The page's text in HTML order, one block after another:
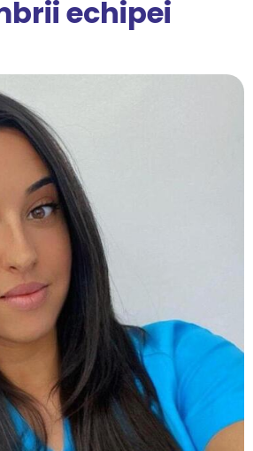
echipei